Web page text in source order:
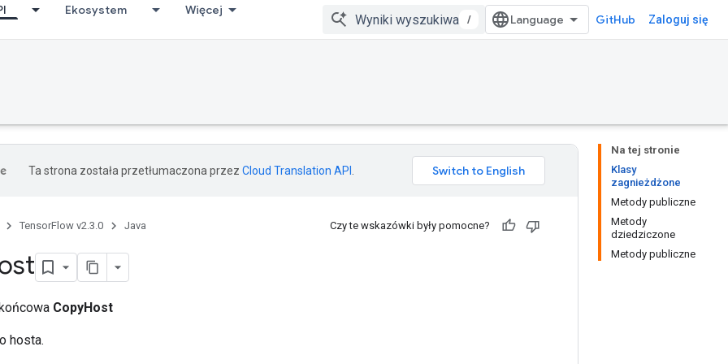
Ekosystem Więcej
/ GitHub Zaloguj się
Na tej stronie
Klasy
zagnieżdżone
Metody publiczne
Metody
dziedziczone
Metody publiczne
Ta strona została przetłumaczona przez Cloud Translation API
TensorFlow v2.3.0 Java Czy te wskazówki były pomocne?
CopyHost
hosta.